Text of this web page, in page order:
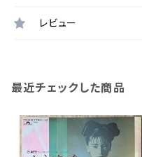
レビュー
最近チェックした商品